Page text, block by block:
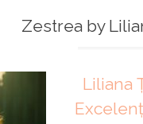
Zestrea by
Liliana